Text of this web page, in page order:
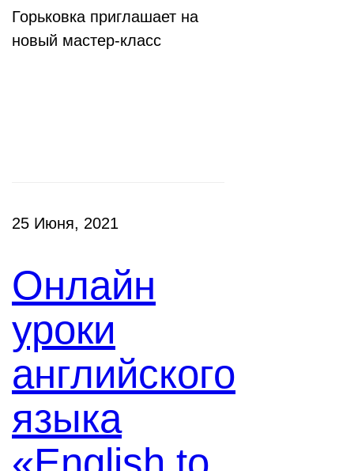
Горьковка приглашает на
новый мастер-класс
25 Июня, 2021
Онлайн
уроки
английского
языка